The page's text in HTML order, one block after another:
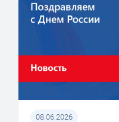
08.06.2026